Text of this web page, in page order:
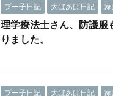
プー子日記 大ばあば日記
理学療法士さん、防護服
りました。
プー子日記 大ばあば日記